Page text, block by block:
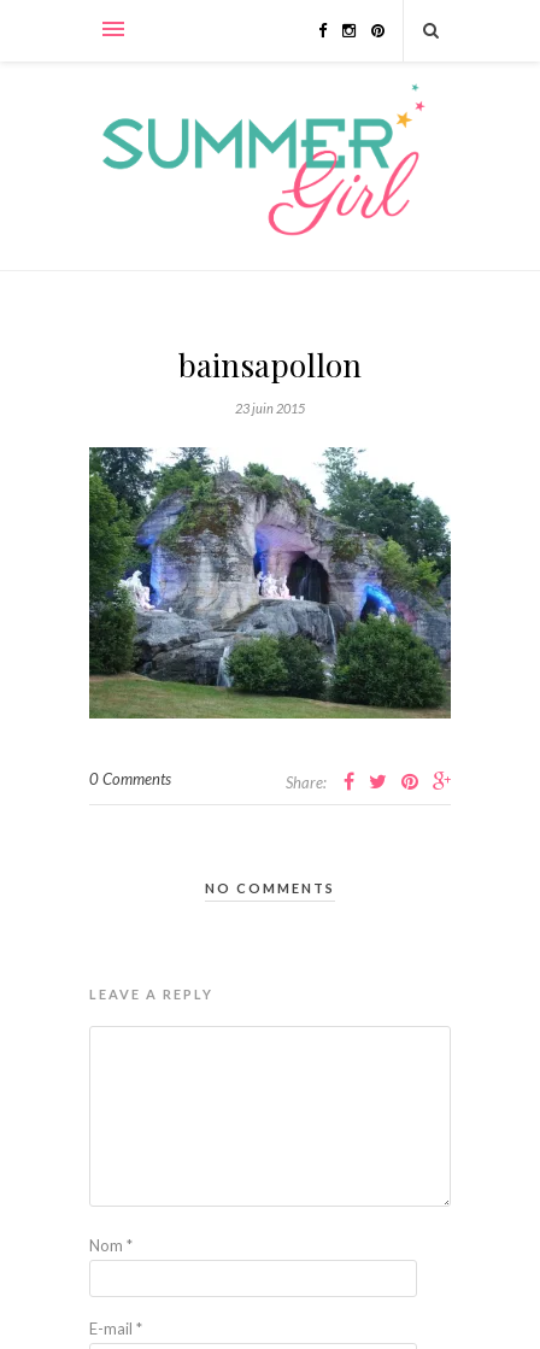
bainsapollon
23 juin 2015
0 Comments Share:
NO COMMENTS
LEAVE A REPLY
Nom *
E-mail *